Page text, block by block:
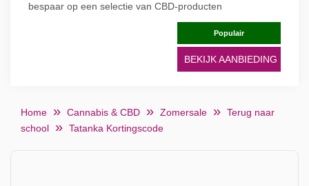
bespaar op een selectie van CBD-producten
Populair
BEKIJK AANBIEDING
Home Cannabis & CBD Zomersale
Terug naar
school
Tatanka Kortingscode